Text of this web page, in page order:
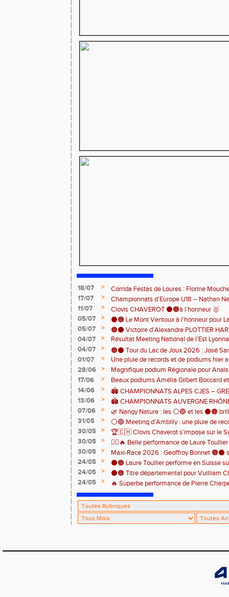
18/07 >
Corrida Festas de Loures : Florine
! 🇵🇹
17/07 >
Championnats d’Europe U18 – Nathan
🇨🇭🏃
11/07 >
Clovis CHAVEROT ⚫️🟠à l’honneur 🥇
05/07
>
⚫️🟠 Le Mont Ventoux à l’honneur pour
05/07
>
🟠⚫️ Victoire d’Alexandre PLOTTIER
– La Garinette ! 🏆👏
04/07 >
Résultat Meeting National de l’Est
04/07
>
🟠⚫️ Tour du Lac de Joux 2026 : José
catégorie ! 🏃‍♂️🏆
01/07 >
Une pluie de records et de podiums hier
clôturer en beauté cette belle saison
28/06 >
Magnifique podium Régionale pour
17/06
>
Beaux podiums Amélia Gilbert Boccard
14/06
>
🏟️ CHAMPIONNATS ALPES CJES –
2026
13/06 >
🏟️ CHAMPIONNATS AUVERGNE
Pontcharra 📅 Samedi 13 juin 2026
07/06 >
🌿 Nangy Nature : les ⚪️🔵 et les ⚫️🟠
31/05
>
⚪️🔵 Meeting d’Ambilly : une pluie de
athlètes de l’EAA ! ⚫️🟠
30/05 >
🏆🇨🇭 Clovis Chaverot s’impose sur le
30/05
>
🏃‍♀️🔥 Belle performance de Laure
! 🔥🏃‍♀️
30/05 >
Maxi-Race 2026 : Geoffroy Bonnet 🟠⚫️
en catégorie M0 sur le Tour du Lac 100
24/05 >
⚫️🟠 Laure Toullier performe en Suisse
24/05
>
⚫️🟠 Titre départemental pour Vuilliam
24/05
>
🔥 Superbe performance de Pierre
Grande montagne